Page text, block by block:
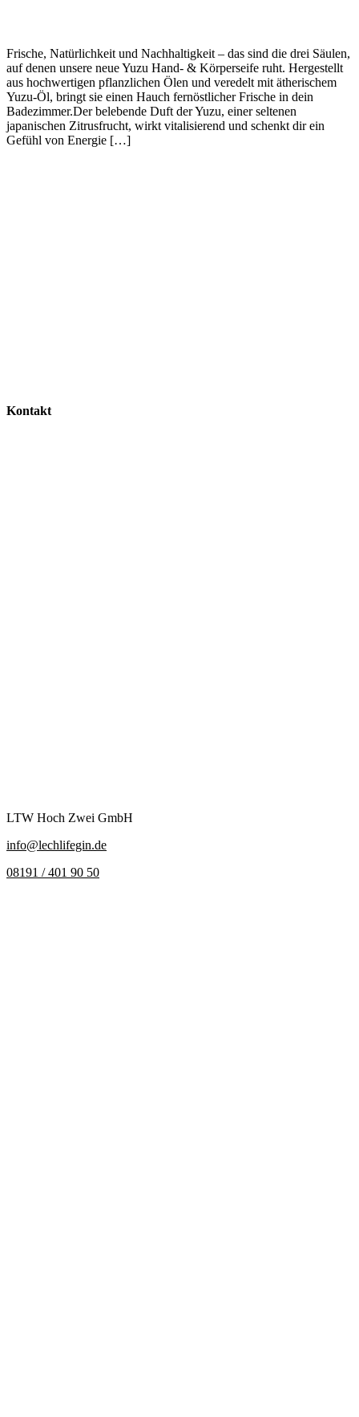
Frische, Natürlichkeit und Nachhaltigkeit – das sind die drei Säulen,
auf denen unsere neue Yuzu Hand- & Körperseife ruht. Hergestellt
aus hochwertigen pflanzlichen Ölen und veredelt mit ätherischem
Yuzu-Öl, bringt sie einen Hauch fernöstlicher Frische in dein
Badezimmer.Der belebende Duft der Yuzu, einer seltenen
japanischen Zitrusfrucht, wirkt vitalisierend und schenkt dir ein
Gefühl von Energie […]
Kontakt
LTW Hoch Zwei GmbH
info@lechlifegin.de
08191 / 401 90 50